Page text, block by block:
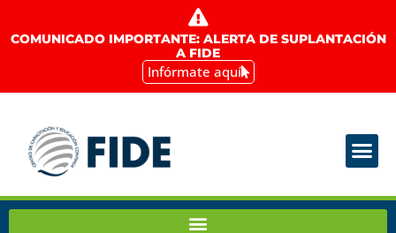
COMUNICADO IMPORTANTE: ALERTA DE SUPLANTACIÓN
A FIDE
Infórmate aquí